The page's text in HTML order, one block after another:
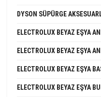
DYSON SÜPÜRGE
ELECTROLUX BEYAZ EŞYA
ELECTROLUX BEYAZ EŞYA
ELECTROLUX BEYAZ EŞYA
ELECTROLUX BEYAZ EŞYA